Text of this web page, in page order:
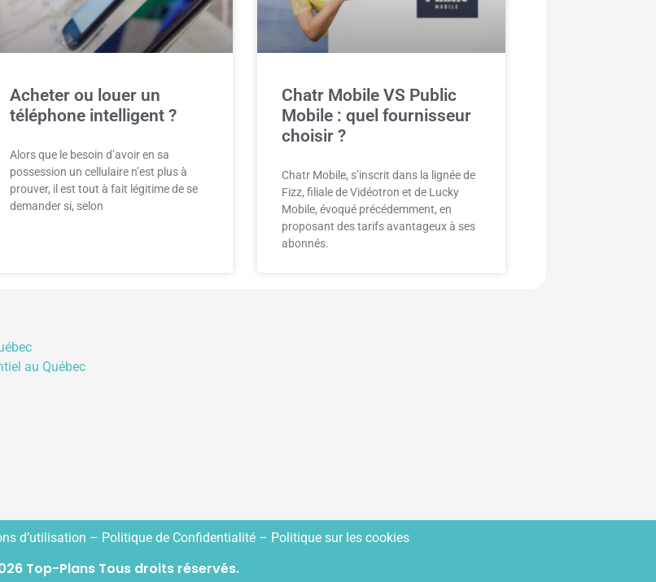
Acheter ou louer un
téléphone intelligent ?
Alors que le besoin d’avoir en sa
possession un cellulaire n’est plus à
prouver, il est tout à fait légitime de se
demander si, selon
Chatr Mobile VS Public
Mobile : quel fournisseur
choisir ?
Chatr Mobile, s’inscrit dans la lignée de
Fizz, filiale de Vidéotron et de Lucky
Mobile, évoqué précédemment, en
proposant des tarifs avantageux à ses
abonnés.
au Québec
d’utilisation – Politique de Confidentialité– Politique sur les cookies
Top-Plans Tous droits réservés.